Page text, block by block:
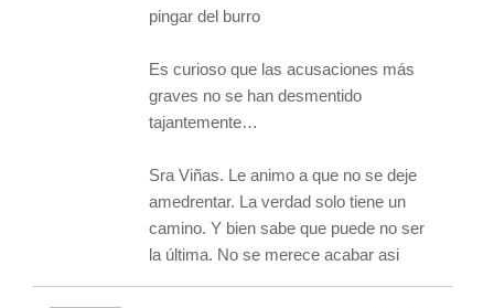
pingar del burro
Es curioso que las acusaciones más
graves no se han desmentido
tajantemente…
Sra Viñas. Le animo a que no se deje
amedrentar. La verdad solo tiene un
camino. Y bien sabe que puede no ser
la última. No se merece acabar asi